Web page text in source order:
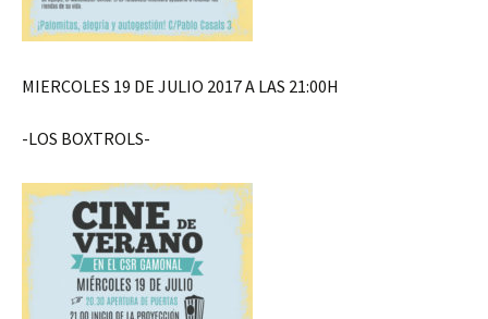
MIERCOLES 19 DE JULIO 2017 A LAS 21:00H
-LOS BOXTROLS-